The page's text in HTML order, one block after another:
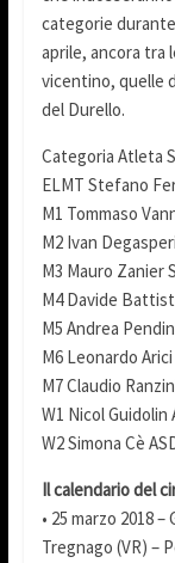
categorie
aprile, ancora tra
vicentino, quelle
del Durello.
Categoria Atleta
ELMT Stefano
M1 Tommaso
M2 Ivan
M3 Mauro Zanier
M4 Davide
M5 Andrea
M6 Leonardo
M7 Claudio
W1 Nicol Guidolin
W2 Simona Cè
Il calendario del
• 25 marzo 2018 –
Tregnago (VR) –